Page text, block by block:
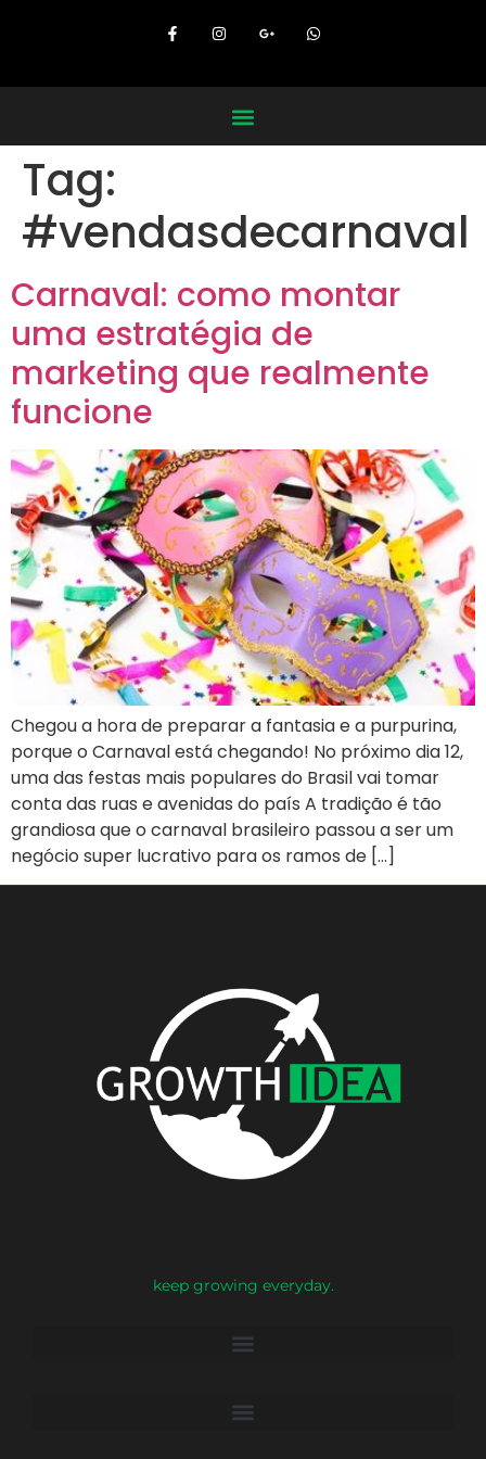
Tag:
#vendasdecarnaval
Carnaval: como montar
uma estratégia de
marketing que realmente
funcione
Chegou a hora de preparar a fantasia e a purpurina,
porque o Carnaval está chegando! No próximo dia 12,
uma das festas mais populares do Brasil vai tomar
conta das ruas e avenidas do país A tradição é tão
grandiosa que o carnaval brasileiro passou a ser um
negócio super lucrativo para os ramos de […]
keep growing everyday.